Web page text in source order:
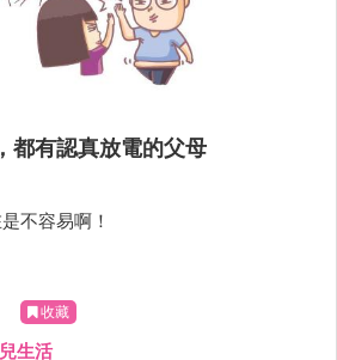
都有認真放電的父母
不容易啊！
收藏
生活